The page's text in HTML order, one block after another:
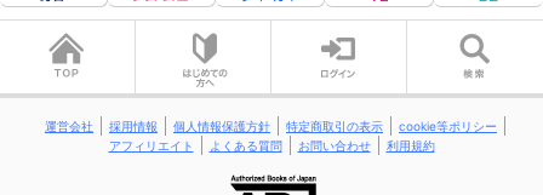
運営会社 採用情報 個人情報保護方針 特定商取引の表示
cookie等ポリシー
アフィリエイト
よくある質問 お問い合わせ 利用規約